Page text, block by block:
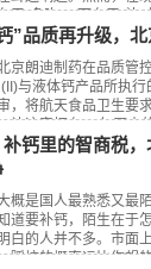
于“多吃”，而在于“补
”品质再升级，
京朗迪制药在品质管
与液体钙产品所执
，将航天食品卫生要
让这家拥有23年历史
补钙里的智商税
概是国人最熟悉又最
道要补钙，陌生在于
白的人并不多。市面
踩坑的概率远比你想